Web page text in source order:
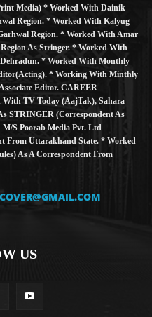
Media) * Worked With Dainik
Region. * Worked With Kalyug
Region. * Worked With Amar
As Stringer. * Worked With
* Worked With Monthly
* Working With Minthly
Editor. CAREER
TV Today (AajTak), Sahara
STRINGER (Correspondent As
M/S Poorab Media Pvt. Ltd
From Uttarakhand State. * Worked
As A Correspondent From
US